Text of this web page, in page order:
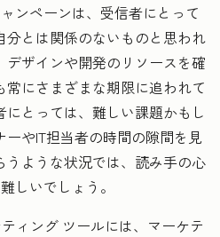
ンペーンは、受信者にとって
とは関係のないものと思われ
デザインや開発のリソースを確
にさまざまな期限に追われて
とっては、難しい課題かもし
やIT担当者の時間の隙間を見
ような状況では、読み手の心
しいでしょう。
ィング ツールには、マーケテ